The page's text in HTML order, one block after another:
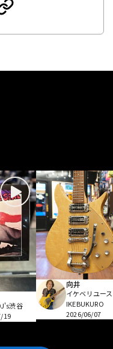
渋谷
19
向井
イケベリユース
IKEBUKURO
2026/06/07